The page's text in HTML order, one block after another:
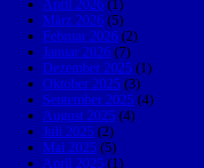
April 2026 (1)
März 2026 (5)
Februar 2026 (2)
Januar 2026 (7)
Dezember 2025 (1)
Oktober 2025 (3)
September 2025 (4)
August 2025 (4)
Juli 2025 (2)
Mai 2025 (5)
April 2025 (1)